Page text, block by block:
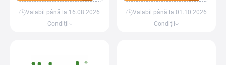
Obține un cupon
Valabil până la 16.08.2026
Condiții
Obține un cupon
Valabil până la 01.10.2026
Condiții